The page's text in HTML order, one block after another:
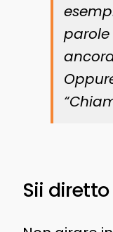
parole
“
Sii diretto